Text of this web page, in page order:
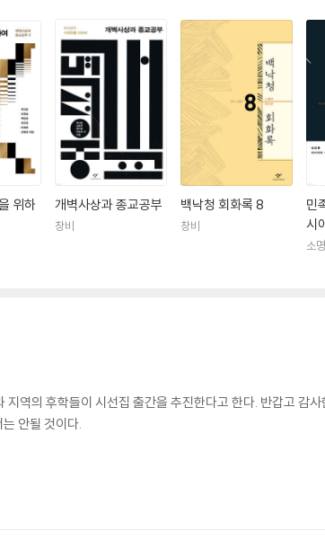
위하
개벽사상과 종교공부
창비
백낙청 회화록 8
창비
민
시
소
지역의 후학들이 시선집 출간을 추진한다고 한다. 반갑고 감
안될 것이다.